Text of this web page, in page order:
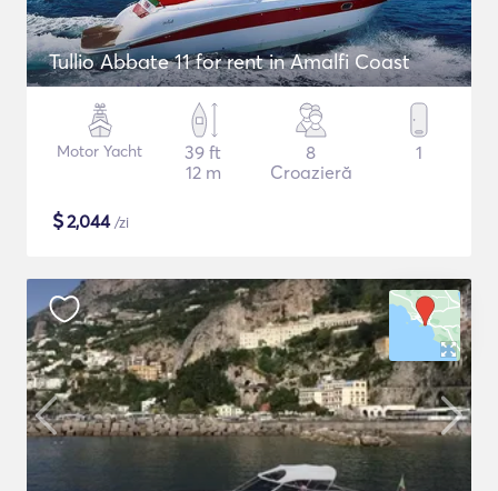
Tullio Abbate 11 for rent in Amalfi Coast
Motor Yacht
39 ft
12 m
8
Croazieră
1
$2,044/zi